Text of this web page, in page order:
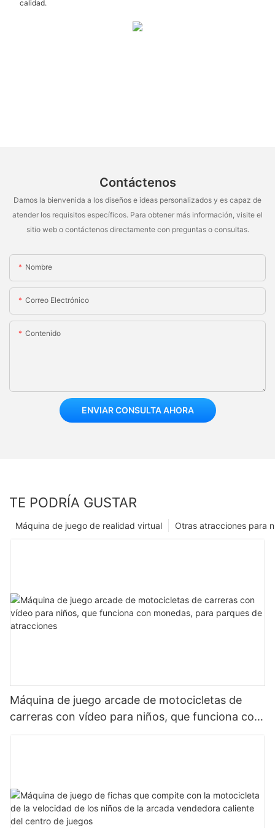
calidad.
Contáctenos
Damos la bienvenida a los diseños e ideas personalizados y es capaz de
atender los requisitos específicos. Para obtener más información, visite el
sitio web o contáctenos directamente con preguntas o consultas.
Nombre
Correo Electrónico
Contenido
ENVIAR CONSULTA AHORA
TE PODRÍA GUSTAR
Otras atracciones para
Máquina de juego de realidad virtual
Máquina de juego arcade de motocicletas de
carreras con vídeo para niños, que funciona con
monedas, para parques de atracciones